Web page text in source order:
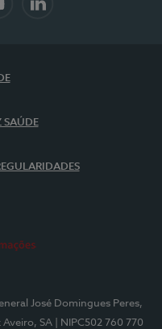
SAÚDE
José Domingues Peres,
Aveiro, SA | NIPC502 760 770